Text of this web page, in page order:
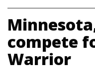
compete
Warrior